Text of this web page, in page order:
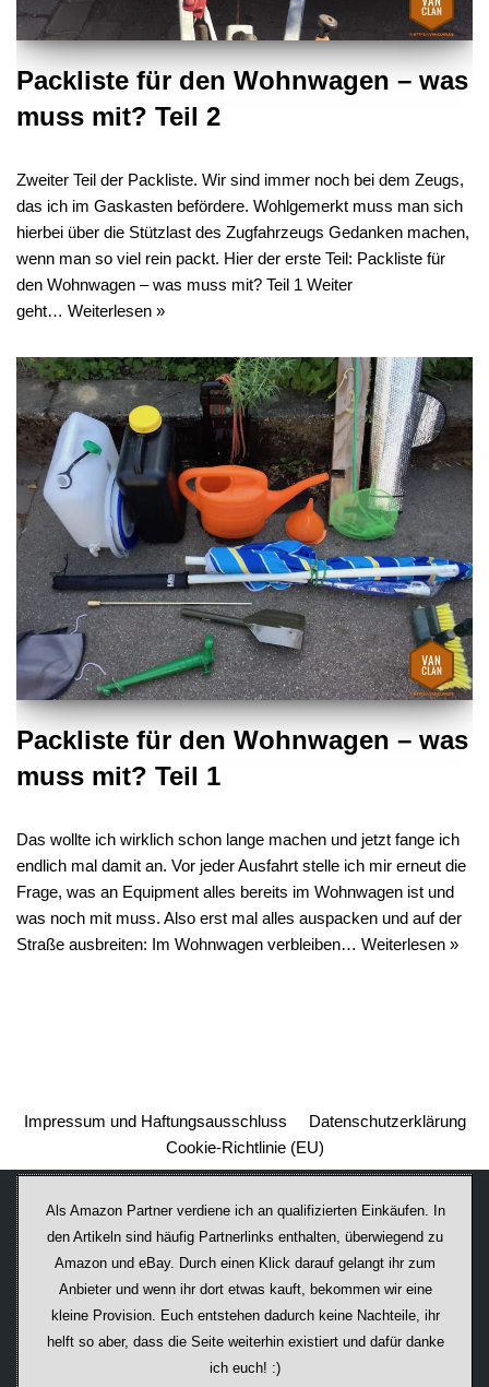
Packliste für den Wohnwagen – was
muss mit? Teil 2
Zweiter Teil der Packliste. Wir sind immer noch bei dem Zeugs,
das ich im Gaskasten befördere. Wohlgemerkt muss man sich
hierbei über die Stützlast des Zugfahrzeugs Gedanken machen,
wenn man so viel rein packt. Hier der erste Teil: Packliste für
den Wohnwagen – was muss mit? Teil 1 Weiter
geht… Weiterlesen »
Packliste für den Wohnwagen – was
muss mit? Teil 1
Das wollte ich wirklich schon lange machen und jetzt fange ich
endlich mal damit an. Vor jeder Ausfahrt stelle ich mir erneut die
Frage, was an Equipment alles bereits im Wohnwagen ist und
was noch mit muss. Also erst mal alles auspacken und auf der
Straße ausbreiten: Im Wohnwagen verbleiben… Weiterlesen »
Impressum und Haftungsausschluss
Datenschutzerklärung
Cookie-Richtlinie (EU)
Als Amazon Partner verdiene ich an qualifizierten Einkäufen. In
den Artikeln sind häufig Partnerlinks enthalten, überwiegend zu
Amazon und eBay. Durch einen Klick darauf ge­lan­gt ihr zum
Anbieter und wenn ihr dort etwas kauft, bekommen wir ei­ne
kleine Provision. Euch entstehen dadurch keine Nachteile, ihr
helft so aber, dass die Seite weiterhin existiert und dafür danke
ich euch! :)